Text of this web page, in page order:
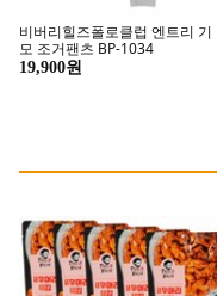
비버리힐즈폴로클럽 엔트리 기
모 조거팬츠 BP-1034
19,900원
카누 바리스